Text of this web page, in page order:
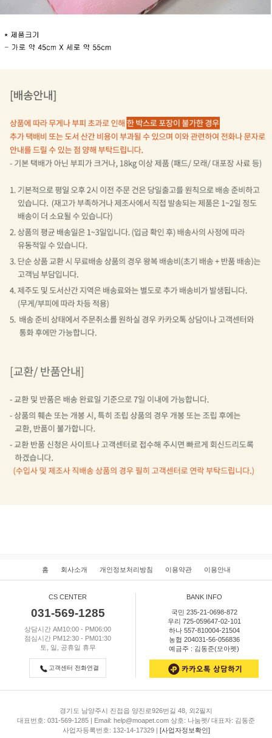
홈 회사소개 개인정보처리방침 이용약관 이용안내
CS CENTER
031-569-1285
상담시간 AM10:00 - PM06:00
점심시간 PM12:30 - PM01:30
토, 일, 공휴일 휴무
고객센터 전화연결
BANK INFO
국민 235-21-0698-872
우리 725-059647-02-101
하나 557-810004-21504
농협 204031-56-056836
예금주 : 김동준(모아펫)
경기도 남양주시 진접읍 양진로926번길 48, 외2필지
대표번호: 031-569-1285 | Email: help@moapet.com 상호: 나눔펫/ 대표자: 김동준
사업자등록번호: 132-14-17329 |
[사업자정보확인]